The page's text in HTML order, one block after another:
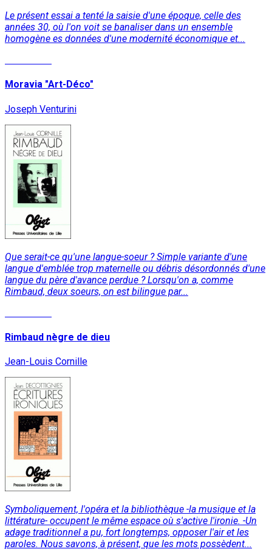
Le présent essai a tenté la saisie d'une époque, celle des
années 30, où l'on voit se banaliser dans un ensemble
homogène es données d'une modernité économique et...
Moravia "Art-Déco"
Joseph Venturini
Que serait-ce qu'une langue-soeur ? Simple variante d'une
langue d'emblée trop maternelle ou débris désordonnés d'une
langue du père d'avance perdue ? Lorsqu'on a, comme
Rimbaud, deux soeurs, on est bilingue par...
Rimbaud nègre de dieu
Jean-Louis Cornille
Symboliquement, l'opéra et la bibliothèque -la musique et la
littérature- occupent le même espace où s'active l'ironie. -Un
adage traditionnel a pu, fort longtemps, opposer l'air et les
paroles. Nous savons, à présent, que les mots possèdent...